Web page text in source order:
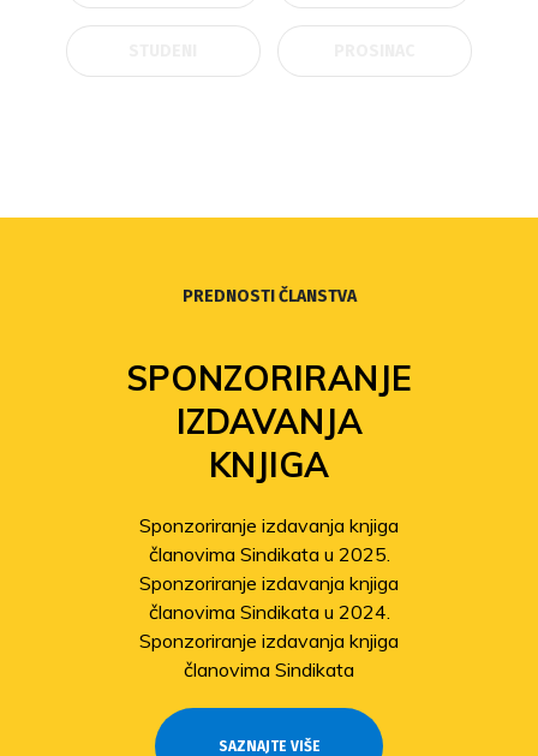
PREDNOSTI ČLANSTVA
SPONZORIRANJE
IZDAVANJA
KNJIGA
Sponzoriranje izdavanja knjiga
članovima Sindikata u 2025.
Sponzoriranje izdavanja knjiga
članovima Sindikata u 2024.
Sponzoriranje izdavanja knjiga
članovima Sindikata
SAZNAJTE VIŠE